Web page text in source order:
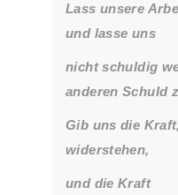
Lass unsere
und lasse uns
nicht schuldig
anderen Schuld
Gib uns die
widerstehen,
und die Kraft